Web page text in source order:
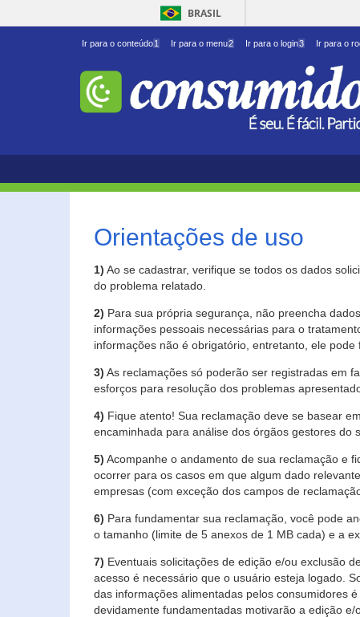
BRASIL
Ir para o conteúdo1 Ir para o menu2 Ir para o login3 Ir para o
Orientações de uso
1) Ao se cadastrar, verifique se todos os dados
do problema relatado.
2) Para sua própria segurança, não preencha
informações pessoais necessárias para o
informações não é obrigatório, entretanto, ele
3) As reclamações só poderão ser registradas em
esforços para resolução dos problemas
4) Fique atento! Sua reclamação deve se basear
encaminhada para análise dos órgãos gestores do
5) Acompanhe o andamento de sua reclamação e
ocorrer para os casos em que algum dado
empresas (com exceção dos campos de
6) Para fundamentar sua reclamação, você pode
o tamanho (limite de 5 anexos de 1 MB cada) e a
7) Eventuais solicitações de edição e/ou exclusão
acesso é necessário que o usuário esteja logado.
das informações alimentadas pelos consumidores
devidamente fundamentadas motivarão a edição